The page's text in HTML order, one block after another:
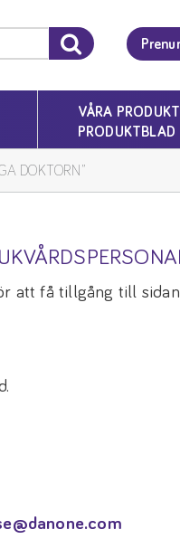
VÅRA
PRODUKTBLAD
DOKTORN”
att få tillgång till